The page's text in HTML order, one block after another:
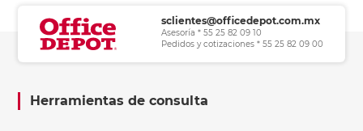
sclientes@officedepot.com.mx
Asesoría * 55 25 82 09 10
Pedidos y cotizaciones * 55 25 82 09 00
Herramientas de consulta